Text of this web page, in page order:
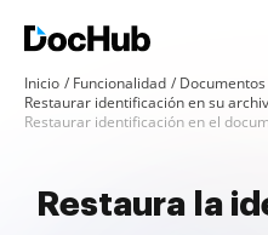
Inicio Funcionalidad
Restaurar identificación en su
Restaurar identificación en el
Restaura la